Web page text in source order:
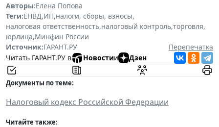
Авторы:Елена Попова
Теги:ЕНВД,ИП,налоги, сборы, взносы,
налоговая ответственность,налоговый контроль,торговля,
юрлица,Минфин России
Источник:ГАРАНТ.РУ
Перепечатка
Читать ГАРАНТ.РУ в
Новостии Дзен
Документы по теме:
Налоговый кодекс Российской Федерации
Читайте также: